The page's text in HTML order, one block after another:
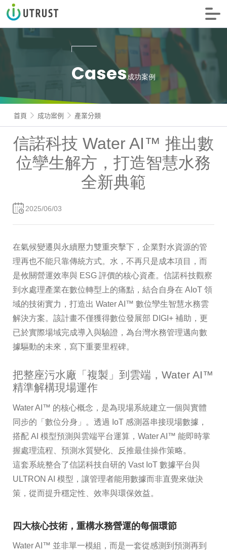
Cases成功案例
首頁 成功案例 產業分類
信諾科技 Water AI™ 推出數
位孿生解方，打造智慧水務
全新典範
2025/06/03
在氣候變遷與永續壓力雙重夾擊下，企業對水資源的管
理再也不能只靠傳統方式。水，不再只是成本項目，而
是攸關營運效率與 ESG 評價的核心資產。信諾科技觀察
到水處理產業在數位轉型上的痛點，結合自身在 AIoT 領
域的技術實力，打造出 Water AI™ 數位孿生智慧水務雲
解決方案。該計畫不僅獲得數位發展部 DIGI+ 補助，更
已於實際場域完成導入與驗證，為台灣水務管理邁向數
據驅動的未來，寫下重要里程碑。
把整座污水廠「複製」到雲端，Water AI™
精準解構現場運作
Water AI™ 的核心概念，是為現場系統建立一個與實體
同步的「數位分身」。透過 IoT 感測器串接現場數據，
搭配 AI 模型預測與雲端平台運算，Water AI™ 能即時掌
握處理流程、預測水質變化、反推最佳操作策略。
這套系統整合了信諾科技自研的 Vast IoT 數據平台與
ULTRON AI 模型，讓管理者能用數據而非直覺來做決
策，從而提升穩定性、效率與環保效益。
四大核心技術，重構水務營運的每個環節
Water AI™ 並非單一模組，而是一套從感測到預測再到